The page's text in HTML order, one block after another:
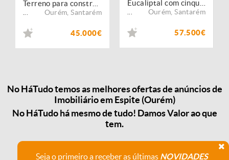
Ourém ,Santarém
45.000€
Ourém ,Santarém
57.500€
No HáTudo temos as melhores ofertas de anúncios de
Imobiliário em Espite (Ourém)
No HáTudo há mesmo de tudo! Damos Valor ao que
tem.
Seja o primeiro a receber as últimas NOVIDADES